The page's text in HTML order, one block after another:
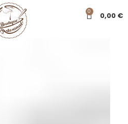
0 0,00 €